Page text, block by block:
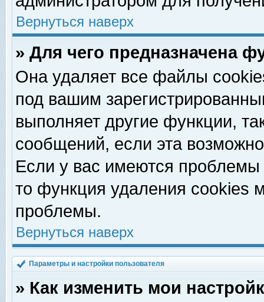
Вернуться наверх
» Для чего предназначена
Она удаляет все файлы
под вашим
выполняет другие функции,
сообщений, если эта
Если у вас имеются
то функция удаления cookies
проблемы.
Вернуться наверх
Параметры и настройки пользователя
» Как изменить мои